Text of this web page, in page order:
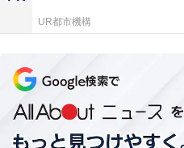
三瀬の豊かな自然に囲ま
しく、都会の喧騒を忘れ
食事処の「みつせ鶏」を
UR都市機構